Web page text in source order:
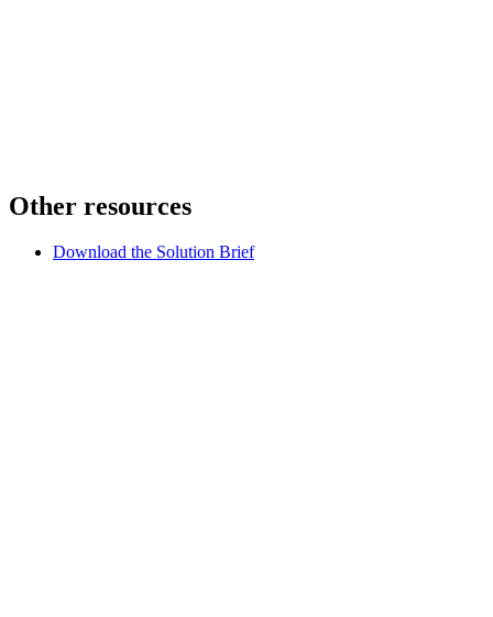
Other resources
Download the Solution Brief